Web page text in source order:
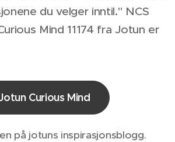
du velger inntil." NCS
Mind 11174 fra Jotun er
Curious Mind
på jotuns inspirasjonsblogg.